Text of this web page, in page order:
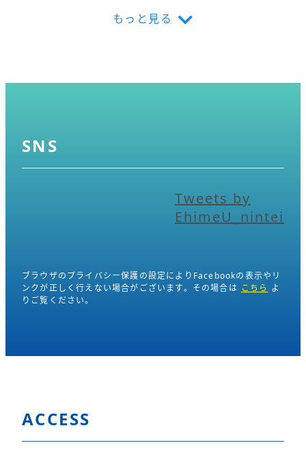
もっと見る
SNS
Tweets by
EhimeU_nintei
ブラウザのプライバシー保護の設定によりFacebookの表示やリ
ンクが正しく行えない場合がございます。その場合は こちら よ
りご覧ください。
ACCESS